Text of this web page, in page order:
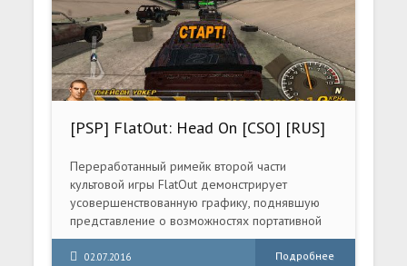
[PSP] FlatOut: Head On [CSO] [RUS]
2008
Переработанный римейк второй части
культовой игры FlatOut демонстрирует
усовершенствованную графику, поднявшую
представление о возможностях портативной
консоли на новый уровень, а также
многочисленные игровые режимы.
02.07.2016 Подробнее